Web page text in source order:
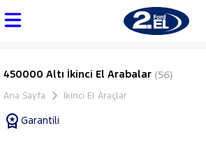
450000 Altı İkinci El Arabalar (56)
Ana Sayfa İkinci El Araçlar
Garantili